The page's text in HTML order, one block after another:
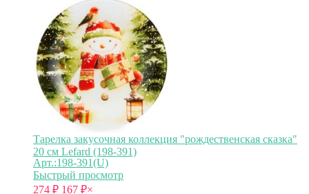
Тарелка закусочная коллекция "рождественская сказка"
20 см Lefard (198-391)
Арт.:198-391(U)
Быстрый просмотр
274 ₽ 167 ₽×